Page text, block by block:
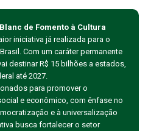
de Fomento à Cultura
iniciativa já realizada para o
Com um caráter permanente
destinar R$ 15 bilhões a estados,
até 2027.
para promover o
e econômico, com ênfase no
e à universalização
busca fortalecer o setor